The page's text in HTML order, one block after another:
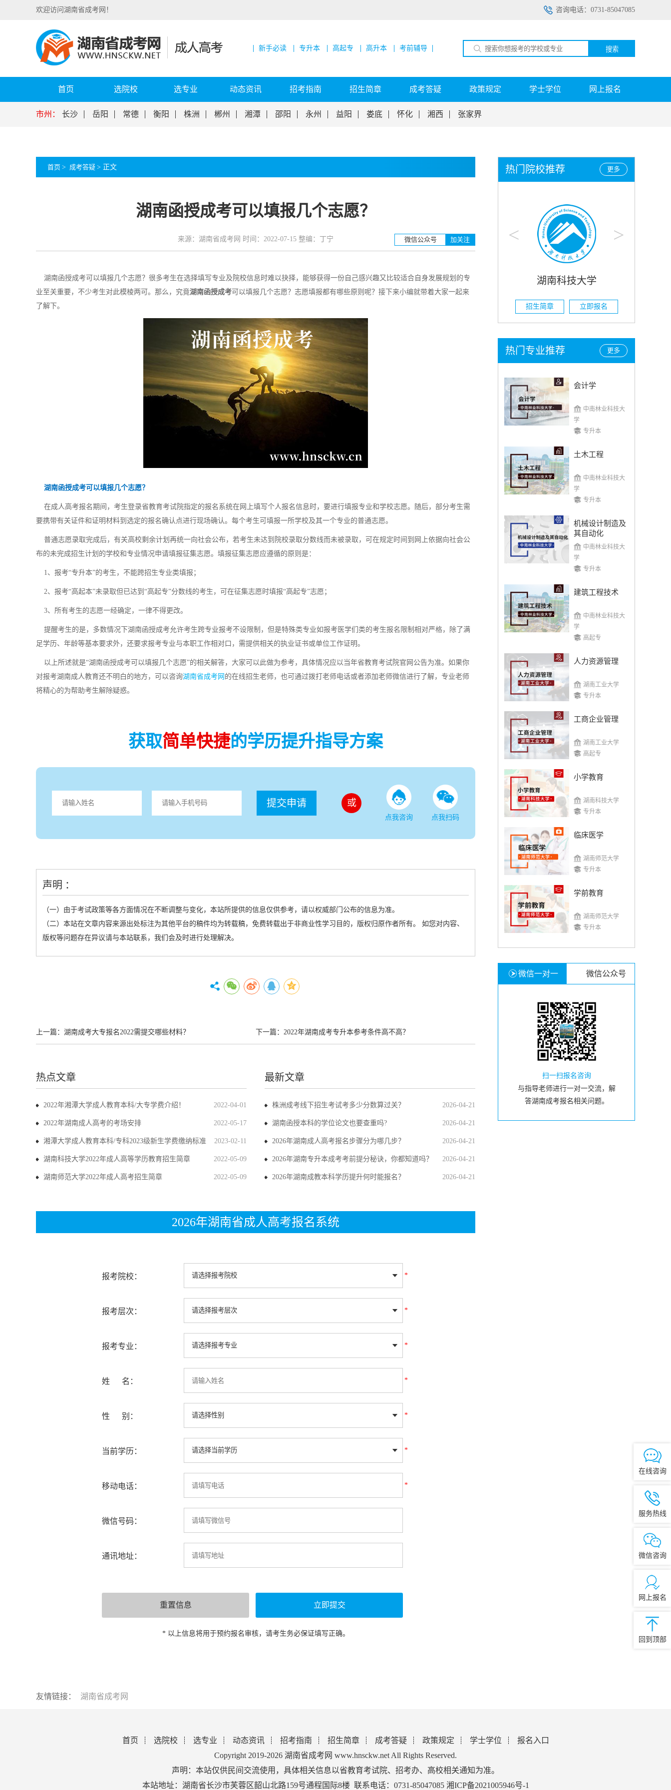
咨询电话：0731-85047085
欢迎访问湖南省成考网！
新手必读 专升本 高起专 高升本 考前辅导 搜索
首页 选院校 选专业 动态资讯 招考指南 招生简章 成考答疑 政策规定 学士学位 网上报名
市州： 长沙 岳阳 常德 衡阳 株洲 郴州 湘潭 邵阳 永州 益阳 娄底 怀化 湘西 张家界
首页 > 成考答疑 > 正文
湖南函授成考可以填报几个志愿？
来源：湖南省成考网 时间：2022-07-15 整编：丁宁 微信公众号 加关注
湖南函授成考可以填报几个志愿？很多考生在选择填写专业及院校信息时难以抉择，能够获得一份自己感兴趣又比较适合自身发展规划的专
业至关重要，不少考生对此模棱两可。那么，究竟湖南函授成考可以填报几个志愿？志愿填报都有哪些原则呢？接下来小编就带着大家一起来
了解下。
湖南函授成考可以填报几个志愿？
在成人高考报名期间，考生登录省教育考试院指定的报名系统在网上填写个人报名信息时，要进行填报专业和学校志愿。随后，部分考生需
要携带有关证件和证明材料到选定的报名确认点进行现场确认。每个考生可填报一所学校及其一个专业的普通志愿。
普通志愿录取完成后，有关高校剩余计划再统一向社会公布，若考生未达到院校录取分数线而未被录取，可在规定时间到网上依据向社会公
布的未完成招生计划的学校和专业情况申请填报征集志愿。填报征集志愿应遵循的原则是：
1、报考“专升本”的考生，不能跨招生专业类填报；
2、报考“高起本”未录取但已达到“高起专”分数线的考生，可在征集志愿时填报“高起专”志愿；
3、所有考生的志愿一经确定，一律不得更改。
提醒考生的是，多数情况下湖南函授成考允许考生跨专业报考不设限制，但是特殊类专业如报考医学们类的考生报名限制相对严格，除了满
足学历、年龄等基本要求外，还要求报考专业与本职工作相对口，需提供相关的执业证书或单位工作证明。
以上所述就是“湖南函授成考可以填报几个志愿”的相关解答，大家可以此做为参考，具体情况应以当年省教育考试院官网公告为准。如果你
对报考湖南成人教育还不明白的地方，可以咨询湖南省成考网 的在线招生老师，也可通过拨打老师电话或者添加老师微信进行了解，专业老师
将精心的为帮助考生解除疑惑。
获取简单快捷的学历提升指导方案
提交申请 或
点我咨询 点我扫码
声明 ：
（一）由于考试政策等各方面情况在不断调整与变化，本站所提供的信息仅供参考，请以权威部门公布的信息为准。
（二）本站在文章内容来源出处标注为其他平台的稿件均为转载稿，免费转载出于非商业性学习目的，版权归原作者所有。 如您对内容、
版权等问题存在异议请与本站联系，我们会及时进行处理解决。
上一篇： 湖南成考大专报名2022需提交哪些材料？ 下一篇： 2022年湖南成考专升本参考条件高不高？
热点文章
2022-04-01
2022年湘潭大学成人教育本科/大专学费介绍！
2022-05-17
2022年湖南成人高考的考场安排
2023-02-11
湘潭大学成人教育本科/专科2023级新生学费缴纳标准
2022-05-09
湖南科技大学2022年成人高等学历教育招生简章
2022-05-09
湖南师范大学2022年成人高考招生简章
最新文章
2026-04-21
株洲成考线下招生考试考多少分数算过关？
2026-04-21
湖南函授本科的学位论文也要查重吗?
2026-04-21
2026年湖南成人高考报名步骤分为哪几步？
2026-04-21
2026年湖南专升本成考考前提分秘诀，你都知道吗？
2026-04-21
2026年湖南成教本科学历提升何时能报名？
2026年湖南省成人高考报名系统
报考院校： *
报考层次： *
报考专业： *
姓 名： *
性 别： *
当前学历： *
移动电话： *
微信号码：
通讯地址：
* 以上信息将用于预约报名审核，请考生务必保证填写正确。
更多
热门院校推荐
< >
湖南工业大学 湖南科技大学 湖南农业大学
招生简章 立即报名
更多
热门专业推荐
会计学
中南林业科技大
学
专升本
土木工程
中南林业科技大
学
专升本
机械设计制造及
其自动化
中南林业科技大
学
专升本
建筑工程技术
中南林业科技大
学
高起专
人力资源管理
湖南工业大学
专升本
工商企业管理
湖南工业大学
高起专
小学教育
湖南科技大学
专升本
临床医学
湖南师范大学
专升本
学前教育
湖南师范大学
专升本
微信一对一 微信公众号
扫一扫报名咨询
与指导老师进行一对一交流，解
答湖南成考报名相关问题。
友情链接： 湖南省成考网
首页 选院校 选专业 动态资讯 招考指南 招生简章 成考答疑 政策规定 学士学位
报名入口
Copyright 2019-2026 湖南省成考网 www.hnsckw.net All Rights Reserved.
声明：本站仅供民间交流使用，具体相关信息以省教育考试院、招考办、高校相关通知为准。
本站地址：湖南省长沙市芙蓉区韶山北路159号通程国际8楼 联系电话：0731-85047085 湘ICP备2021005946号-1
在线咨询
服务热线
微信咨询
网上报名
回到顶部